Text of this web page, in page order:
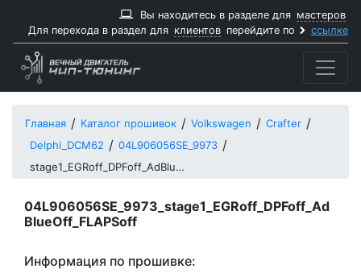
Вы находитесь в разделе для мастеров
Для перехода в раздел для клиентов перейдите по ссылке
Главная Каталог прошивок Volkswagen
Crafter
Delphi_DCM62
04L906056SE_9973
stage1_EGRoff_DPFoff_AdBlueOff_FLAPSoff
04L906056SE_9973_stage1_EGRoff_DPFoff_Ad
BlueOff_FLAPSoff
Информация по прошивке: